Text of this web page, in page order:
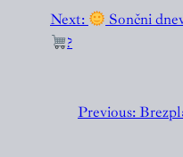
Next:
Sončni
?
Previous: